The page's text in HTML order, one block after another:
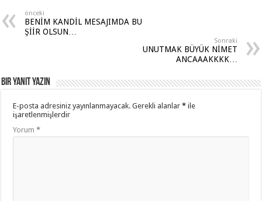
sA
p o a
önceki
BENİM KANDİL MESAJIMDA BU
ŞİİR OLSUN…
Sonraki
UNUTMAK BÜYÜK NİMET
ANCAAAKKKK…
Bir yanıt yazın
E-posta adresiniz yayınlanmayacak. Gerekli alanlar* ile
işaretlenmişlerdir
Yorum*